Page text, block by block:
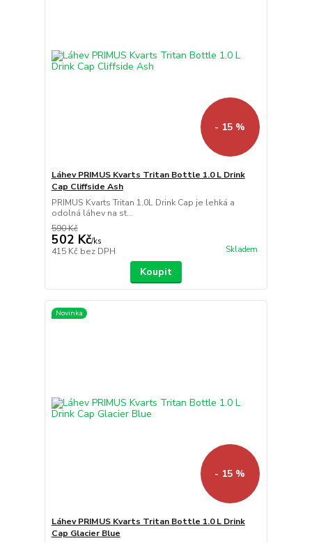
- 15 %
Láhev PRIMUS Kvarts Tritan Bottle 1.0 L Drink
Cap Cliffside Ash
PRIMUS Kvarts Tritan 1,0L Drink Cap je lehká a
odolná láhev na st...
590 Kč
502 Kč/ks
415 Kč bez DPH Skladem
Koupit
Novinka
- 15 %
Láhev PRIMUS Kvarts Tritan Bottle 1.0 L Drink
Cap Glacier Blue